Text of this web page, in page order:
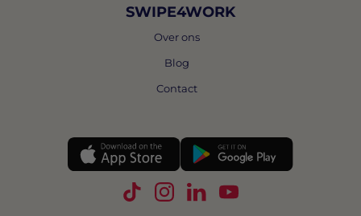
SWIPE4WORK
Over ons
Blog
Contact
Volg Swipe4Work op TikTok
Volg Swipe4Work op
Volg Swipe4Work op
Volg Swipe4Work